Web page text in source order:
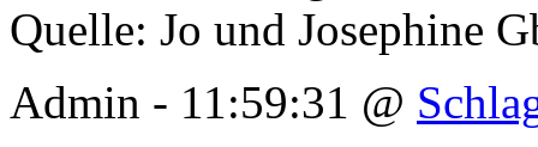
Quelle: Jo und Josephine
Admin - 11:59:31 @